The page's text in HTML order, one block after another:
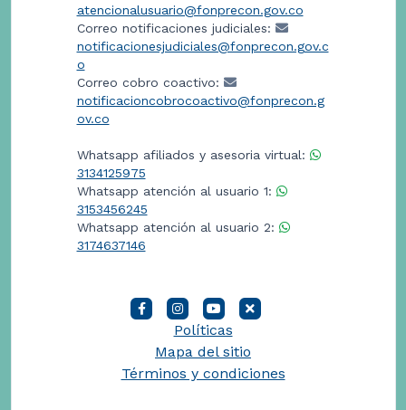
atencionalusuario@fonprecon.gov.co
Correo notificaciones judiciales:
notificacionesjudiciales@fonprecon.gov.c
o
Correo cobro coactivo:
notificacioncobrocoactivo@fonprecon.g
ov.co
Whatsapp afiliados y asesoria virtual:
3134125975
Whatsapp atención al usuario 1:
3153456245
Whatsapp atención al usuario 2:
3174637146
Políticas
Mapa del sitio
Términos y condiciones